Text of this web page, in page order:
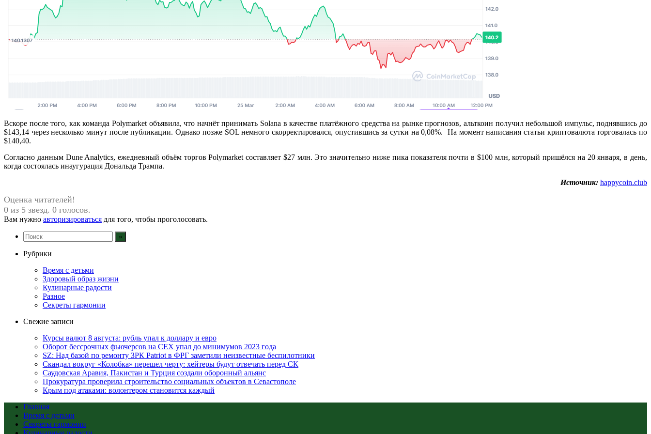
Вскоре после того, как команда Polymarket объявила, что начнёт принимать Solana в качестве платёжного средства на рынке прогнозов, альткоин получил небольшой импульс, поднявшись до
$143,14 через несколько минут после публикации. Однако позже SOL немного скорректировался, опустившись за сутки на 0,08%. На момент написания статьи криптовалюта торговалась по
$140,40.
Согласно данным Dune Analytics, ежедневный объём торгов Polymarket составляет $27 млн. Это значительно ниже пика показателя почти в $100 млн, который пришёлся на 20 января, в день,
когда состоялась инаугурация Дональда Трампа.
Источник: happycoin.club
Оценка читателей!
0 из 5 звезд. 0 голосов.
Вам нужно авторизироваться для того, чтобы проголосовать.
Рубрики
Время с детьми
Здоровый образ жизни
Кулинарные радости
Разное
Секреты гармонии
Свежие записи
Курсы валют 8 августа: рубль упал к доллару и евро
Оборот бессрочных фьючерсов на CEX упал до минимумов 2023 года
SZ: Над базой по ремонту ЗРК Patriot в ФРГ заметили неизвестные беспилотники
Скандал вокруг «Колобка» перешел черту: хейтеры будут отвечать перед СК
Саудовская Аравия, Пакистан и Турция создали оборонный альянс
Прокуратура проверила строительство социальных объектов в Севастополе
Крым под атаками: волонтером становится каждый
Главная
Время с детьми
Секреты гармонии